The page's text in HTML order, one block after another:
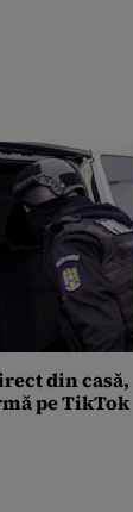
din casă,
pe TikTok